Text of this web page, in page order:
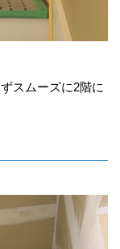
スムーズに2階に